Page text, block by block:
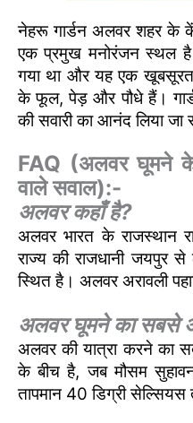
नेहरू गार्डन अलवर शहर के
एक प्रमुख मनोरंजन स्थल
गया था और यह एक खूबसूरत
के फूल, पेड़ और पौधे हैं।
की सवारी का आनंद लिया जा
FAQ (अलवर घूमने
वाले सवाल):-
अलवर कहाँ है?
अलवर भारत के राजस्थान
राज्य की राजधानी जयपुर
स्थित है। अलवर अरावली
अलवर घूमने का सबसे
अलवर की यात्रा करने का
के बीच है, जब मौसम
तापमान 40 डिग्री